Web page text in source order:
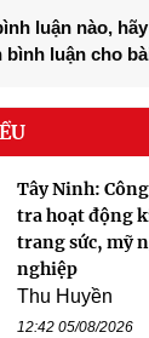
luận nào,
bình luận cho
Tây Ninh:
tra hoạt động
trang sức, mỹ
nghiệp
Thu Huyền
12:42 05/08/2026